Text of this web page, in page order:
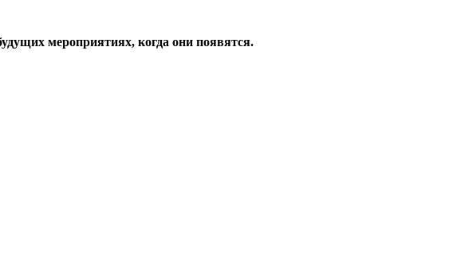
мероприятиях, когда они появятся.